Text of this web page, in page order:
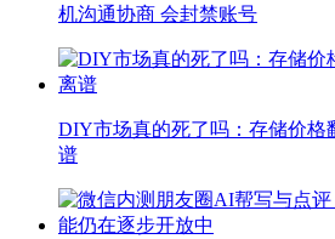
机沟通协商 会封禁账号
DIY市场真的死了吗：存储价格
谱